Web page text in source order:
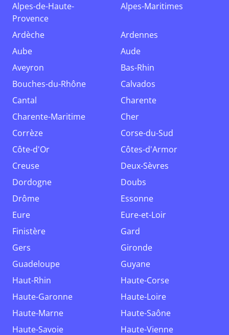
Alpes-de-Haute-
Provence
Alpes-Maritimes
Ardèche
Ardennes
Aube
Aude
Aveyron
Bas-Rhin
Bouches-du-Rhône
Calvados
Cantal
Charente
Charente-Maritime
Cher
Corrèze
Corse-du-Sud
Côte-d'Or
Côtes-d'Armor
Creuse
Deux-Sèvres
Dordogne
Doubs
Drôme
Essonne
Eure
Eure-et-Loir
Finistère
Gard
Gers
Gironde
Guadeloupe
Guyane
Haut-Rhin
Haute-Corse
Haute-Garonne
Haute-Loire
Haute-Marne
Haute-Saône
Haute-Savoie
Haute-Vienne